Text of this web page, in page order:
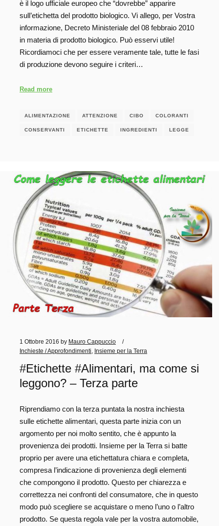
è il logo ufficiale europeo che “dovrebbe” apparire
sull’etichetta del prodotto biologico. Vi allego, per Vostra
informazione, Decreto Ministeriale del 08 febbraio 2010
in materia di prodotto biologico. Può esservi utile!
Ricordiamoci che per essere veramente tale, tutte le fasi
di produzione devono seguire i criteri…
Read more
ALIMENTAZIONE ATTENZIONE CIBO COLORANTI
CONSERVANTI ETICHETTE INGREDIENTI LEGGE
1 Ottobre 2016 by Mauro Cappuccio
Inchieste / Approfondimenti
Insieme per la Terra
#Etichette #Alimentari, ma come si
leggono? – Terza parte
Riprendiamo con la terza puntata la nostra inchiesta
sulle etichette alimentari, questa parte inizia con un
argomento per noi molto sentito, che è appunto la
provenienza dei prodotti. Insieme per la Terra si batte
proprio per avere una etichettatura chiara e completa,
compresa l’indicazione di provenienza degli elementi
che compongono il prodotto. Questo per chiarezza e
correttezza nei confronti del consumatore, che in questo
modo può scegliere se acquistare o meno l’uno o l’altro
prodotto. Se questa regola vale per la vostra automobile,